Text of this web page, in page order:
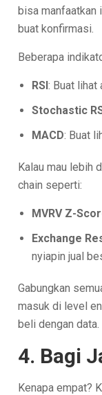
bisa manfaatkan
buat konfirmasi.
Beberapa
RSI: Buat lihat
Stochastic
MACD: Buat
Kalau mau lebih
chain seperti:
MVRV Z-
Exchange
nyiapin jual
Gabungkan
masuk di level
beli dengan data.
4. Bagi
Kenapa empat?